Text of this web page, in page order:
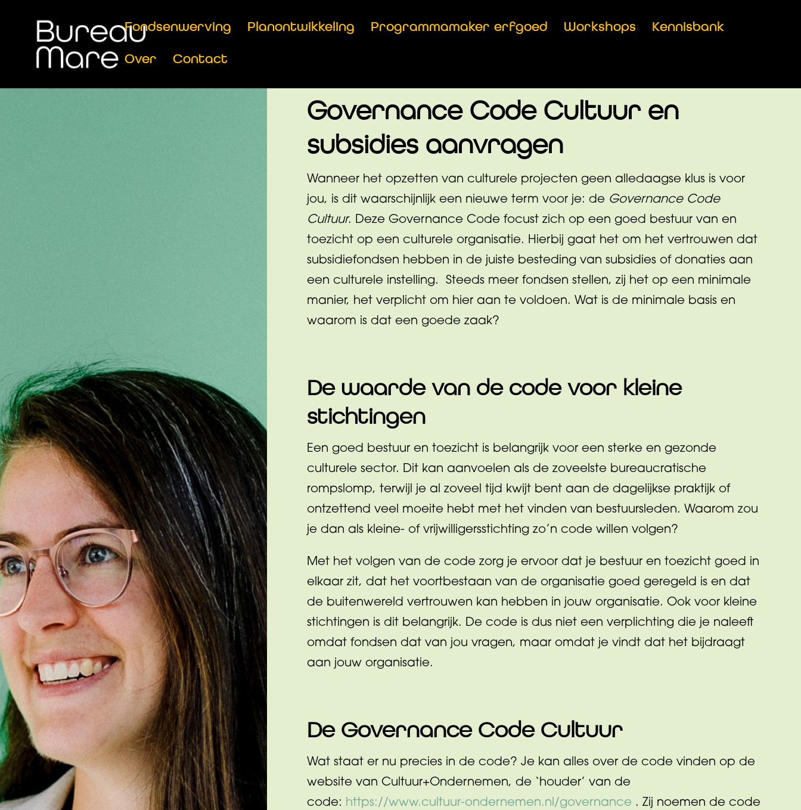
Fondsenwerving Planontwikkeling Programmamaker erfgoed Workshops Kennisbank
Over Contact
Governance Code Cultuur en
subsidies aanvragen
Wanneer het opzetten van culturele projecten geen alledaagse klus is voor
jou, is dit waarschijnlijk een nieuwe term voor je: de Governance Code
Cultuur. Deze Governance Code focust zich op een goed bestuur van en
toezicht op een culturele organisatie. Hierbij gaat het om het vertrouwen dat
subsidiefondsen hebben in de juiste besteding van subsidies of donaties aan
een culturele instelling. Steeds meer fondsen stellen, zij het op een minimale
manier, het verplicht om hier aan te voldoen. Wat is de minimale basis en
waarom is dat een goede zaak?
De waarde van de code voor kleine
stichtingen
Een goed bestuur en toezicht is belangrijk voor een sterke en gezonde
culturele sector. Dit kan aanvoelen als de zoveelste bureaucratische
rompslomp, terwijl je al zoveel tijd kwijt bent aan de dagelijkse praktijk of
ontzettend veel moeite hebt met het vinden van bestuursleden. Waarom zou
je dan als kleine- of vrijwilligersstichting zo’n code willen volgen?
Met het volgen van de code zorg je ervoor dat je bestuur en toezicht goed in
elkaar zit, dat het voortbestaan van de organisatie goed geregeld is en dat
de buitenwereld vertrouwen kan hebben in jouw organisatie. Ook voor kleine
stichtingen is dit belangrijk. De code is dus niet een verplichting die je naleeft
omdat fondsen dat van jou vragen, maar omdat je vindt dat het bijdraagt
aan jouw organisatie.
De Governance Code Cultuur
Wat staat er nu precies in de code? Je kan alles over de code vinden op de
website van Cultuur+Ondernemen, de ‘houder’ van de
code: https://www.cultuur-ondernemen.nl/governance . Zij noemen de code